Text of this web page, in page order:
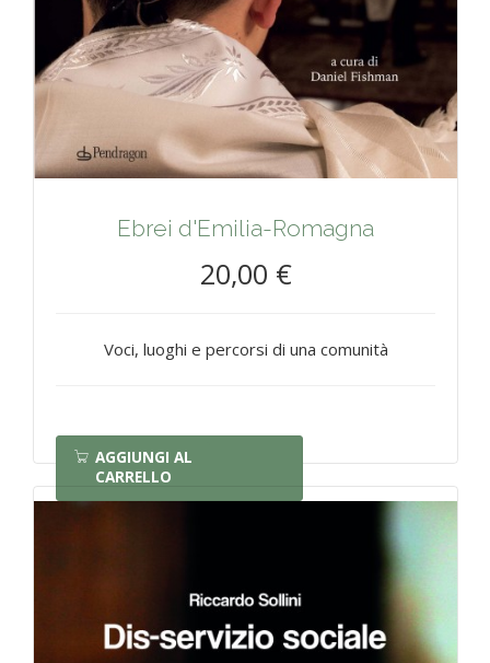
Ebrei d'Emilia-Romagna
20,00 €
Voci, luoghi e percorsi di una comunità
AGGIUNGI AL
CARRELLO